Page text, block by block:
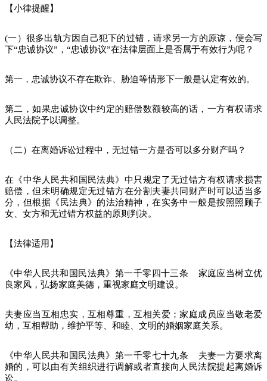
【小律提醒】
(一）很多出轨方因自己犯下的过错，请求另一方的原谅，便会写
下“忠诚协议”，“忠诚协议”在法律层面上是否属于有效行为呢？
第一，忠诚协议不存在欺诈、胁迫等情形下一般是认定有效的。
第二，如果忠诚协议中约定的赔偿数额较高的话，一方有权请求
人民法院予以调整。
（二）在离婚诉讼过程中，无过错一方是否可以多分财产吗？
在《中华人民共和国民法典》中只规定了无过错方有权请求损害
赔偿，但未明确规定无过错方在分割夫妻共同财产时可以适当多
分，但根据《民法典》的法治精神，在实务中一般是按照照顾子
女、女方和无过错方权益的原则判决。
【法律适用】
《中华人民共和国民法典》第一千零四十三条 家庭应当树立优
良家风，弘扬家庭美德，重视家庭文明建设。
夫妻应当互相忠实，互相尊重，互相关爱；家庭成员应当敬老爱
幼，互相帮助，维护平等、和睦、文明的婚姻家庭关系。
《中华人民共和国民法典》第一千零七十九条 夫妻一方要求离
婚的，可以由有关组织进行调解或者直接向人民法院提起离婚诉
讼。